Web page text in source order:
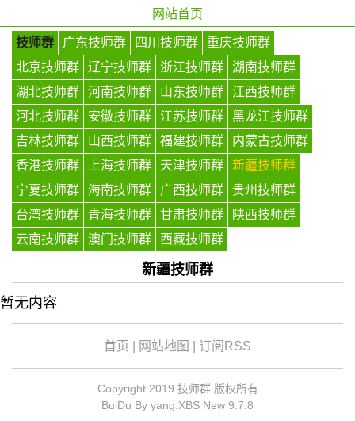
网站首页
技师群 广东技师群 四川技师群
重庆技师群
北京技师群
辽宁技师群 浙江技师群
湖南技师群
湖北技师群
河南技师群 山东技师群
江西技师群
河北技师群
安徽技师群 江苏技师群
黑龙江技师群
吉林技师群
山西技师群 福建技师群
内蒙古技师群
香港技师群
上海技师群 天津技师群
新疆技师群
宁夏技师群
海南技师群 广西技师群
贵州技师群
台湾技师群
青海技师群 甘肃技师群
陕西技师群
云南技师群
澳门技师群 西藏技师群
新疆技师群
暂无内容
首页 网站地图 订阅RSS
Copyright 2019 技师群 版权所有
BuiDu By yang.XBS New 9.7.8